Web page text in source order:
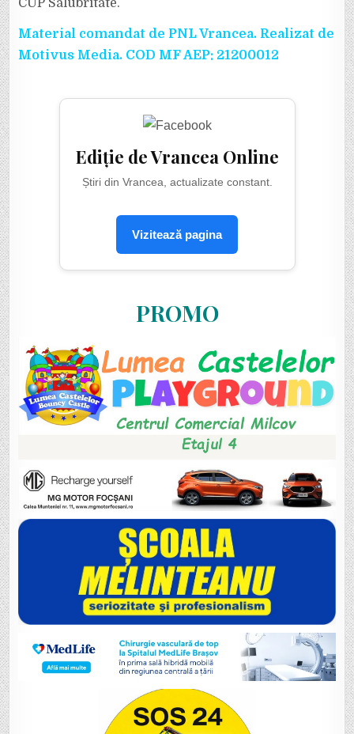
Material comandat de PNL Vrancea. Realizat de
Motivus Media. COD MF AEP: 21200012
Ediție de Vrancea Online
Știri din Vrancea, actualizate constant.
Vizitează pagina
PROMO